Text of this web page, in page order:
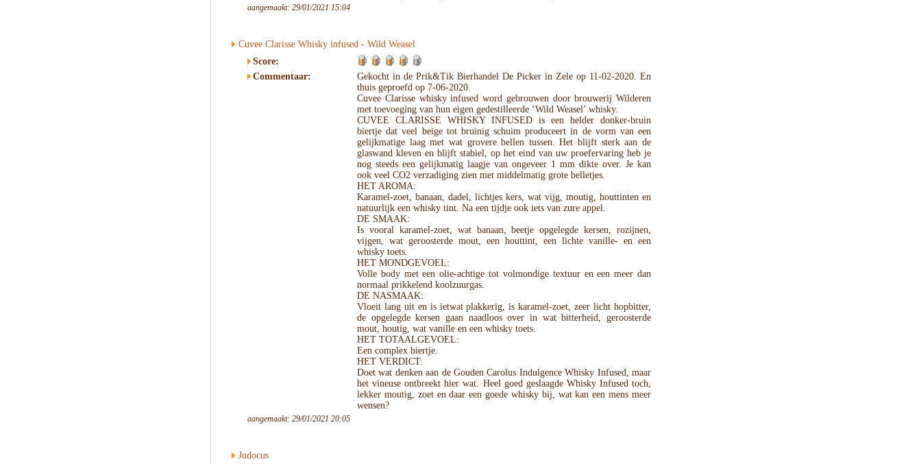
aangemaakt: 29/01/2021 15:04
Cuvee Clarisse Whisky infused - Wild Weasel
Score:
Commentaar:
Gekocht in de Prik&Tik Bierhandel De Picker in Zele op 11-02-2020. En
thuis geproefd op 7-06-2020.
Cuvee Clarisse whisky infused word gebrouwen door brouwerij Wilderen
met toevoeging van hun eigen gedestilleerde ‘Wild Weasel’ whisky.
CUVEE CLARISSE WHISKY INFUSED is een helder donker-bruin
biertje dat veel beige tot bruinig schuim produceert in de vorm van een
gelijkmatige laag met wat grovere bellen tussen. Het blijft sterk aan de
glaswand kleven en blijft stabiel, op het eind van uw proefervaring heb je
nog steeds een gelijkmatig laagje van ongeveer 1 mm dikte over. Je kan
ook veel CO2 verzadiging zien met middelmatig grote belletjes.
HET AROMA:
Karamel-zoet, banaan, dadel, lichtjes kers, wat vijg, moutig, houttinten en
natuurlijk een whisky tint. Na een tijdje ook iets van zure appel.
DE SMAAK:
Is vooral karamel-zoet, wat banaan, beetje opgelegde kersen, rozijnen,
vijgen, wat geroosterde mout, een houttint, een lichte vanille- en een
whisky toets.
HET MONDGEVOEL:
Volle body met een olie-achtige tot volmondige textuur en een meer dan
normaal prikkelend koolzuurgas.
DE NASMAAK:
Vloeit lang uit en is ietwat plakkerig, is karamel-zoet, zeer licht hopbitter,
de opgelegde kersen gaan naadloos over in wat bitterheid, geroosterde
mout, houtig, wat vanille en een whisky toets.
HET TOTAALGEVOEL:
Een complex biertje.
HET VERDICT:
Doet wat denken aan de Gouden Carolus Indulgence Whisky Infused, maar
het vineuse ontbreekt hier wat. Heel goed geslaagde Whisky Infused toch,
lekker moutig, zoet en daar een goede whisky bij, wat kan een mens meer
wensen?
aangemaakt: 29/01/2021 20:05
Judocus